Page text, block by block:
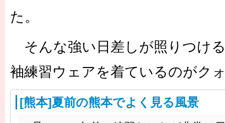
［3220号］伝説の王者、黄金のシャーレ
た。
そんな強い日差しが照りつけ
袖練習ウェアを着ているのがク
[熊本]夏前の熊本でよく見る風景